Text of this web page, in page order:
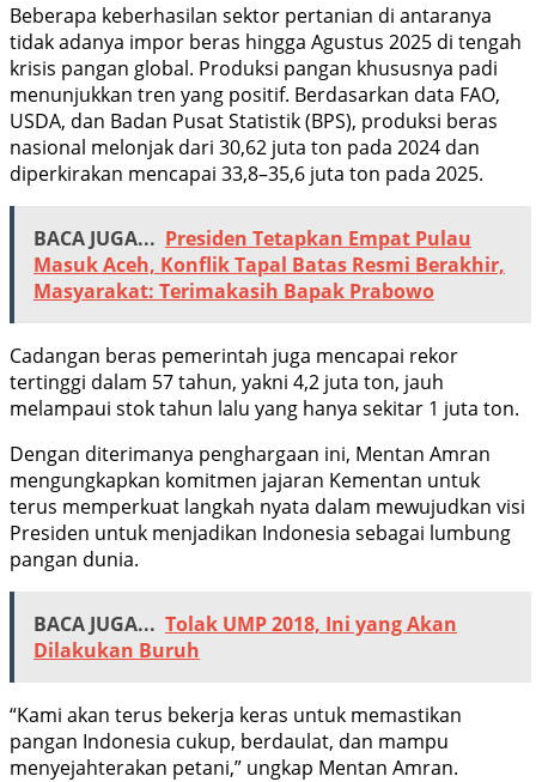
Beberapa keberhasilan sektor pertanian di antaranya
tidak adanya impor beras hingga Agustus 2025 di tengah
krisis pangan global. Produksi pangan khususnya padi
menunjukkan tren yang positif. Berdasarkan data FAO,
USDA, dan Badan Pusat Statistik (BPS), produksi beras
nasional melonjak dari 30,62 juta ton pada 2024 dan
diperkirakan mencapai 33,8–35,6 juta ton pada 2025.
BACA JUGA... Presiden Tetapkan Empat Pulau
Masuk Aceh, Konflik Tapal Batas Resmi Berakhir,
Masyarakat: Terimakasih Bapak Prabowo
Cadangan beras pemerintah juga mencapai rekor
tertinggi dalam 57 tahun, yakni 4,2 juta ton, jauh
melampaui stok tahun lalu yang hanya sekitar 1 juta ton.
Dengan diterimanya penghargaan ini, Mentan Amran
mengungkapkan komitmen jajaran Kementan untuk
terus memperkuat langkah nyata dalam mewujudkan visi
Presiden untuk menjadikan Indonesia sebagai lumbung
pangan dunia.
BACA JUGA... Tolak UMP 2018, Ini yang Akan
Dilakukan Buruh
“Kami akan terus bekerja keras untuk memastikan
pangan Indonesia cukup, berdaulat, dan mampu
menyejahterakan petani,” ungkap Mentan Amran.